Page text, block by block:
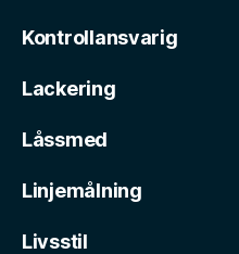
Kontrollansvarig
Lackering
Låssmed
Linjemålning
Livsstil